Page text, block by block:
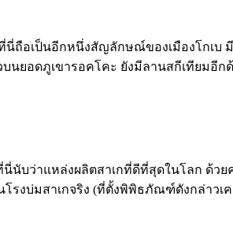
นี่ถือเป็นอีกหนึ่งสัญลักษณ์ของเมืองโกเบ
ยอดภูเขารอคโคะ ยังมีลานสกีเทียมอีก
บว่าแหล่งผลิตสาเกที่ดีที่สุดในโลก ด้ว
รงบ่มสาเกจริง (ที่ตั้งพิพิธภัณฑ์ดังกล่าว